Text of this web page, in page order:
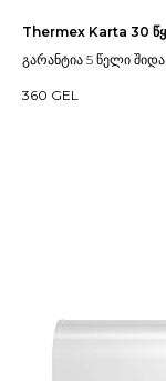
Thermex Karta 30
გარანტია 5 წელი
360 GEL